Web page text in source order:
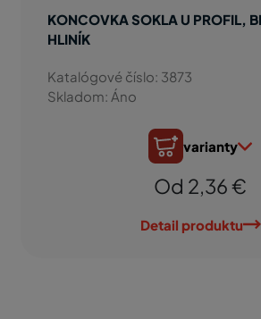
KONCOVKA SOKLA U PROFIL,
HLINÍK
Katalógové číslo: 3873
Skladom: Áno
varianty
Od 2,36 €
Detail produktu